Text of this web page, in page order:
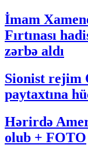
İmam
Fırtınası
zərbə aldı
Sionist rejim
paytaxtına
Hərirdə
olub + FOTO